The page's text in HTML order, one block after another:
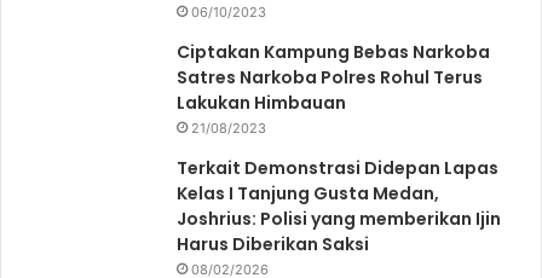
06/10/2023
Ciptakan Kampung Bebas Narkoba
Satres Narkoba Polres Rohul Terus
Lakukan Himbauan
21/08/2023
Terkait Demonstrasi Didepan Lapas
Kelas I Tanjung Gusta Medan,
Joshrius: Polisi yang memberikan Ijin
Harus Diberikan Saksi
08/02/2026